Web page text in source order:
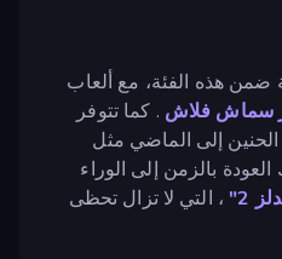
ضمن هذه الفئة، مع ألعاب
سماش فلاش . كما تتوفر
إلى الماضي مثل
العودة بالزمن إلى الوراء
2"
، التي لا تزال تحظى